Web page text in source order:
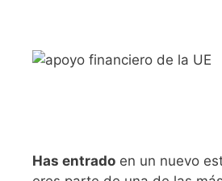
Has entrado en un nuevo